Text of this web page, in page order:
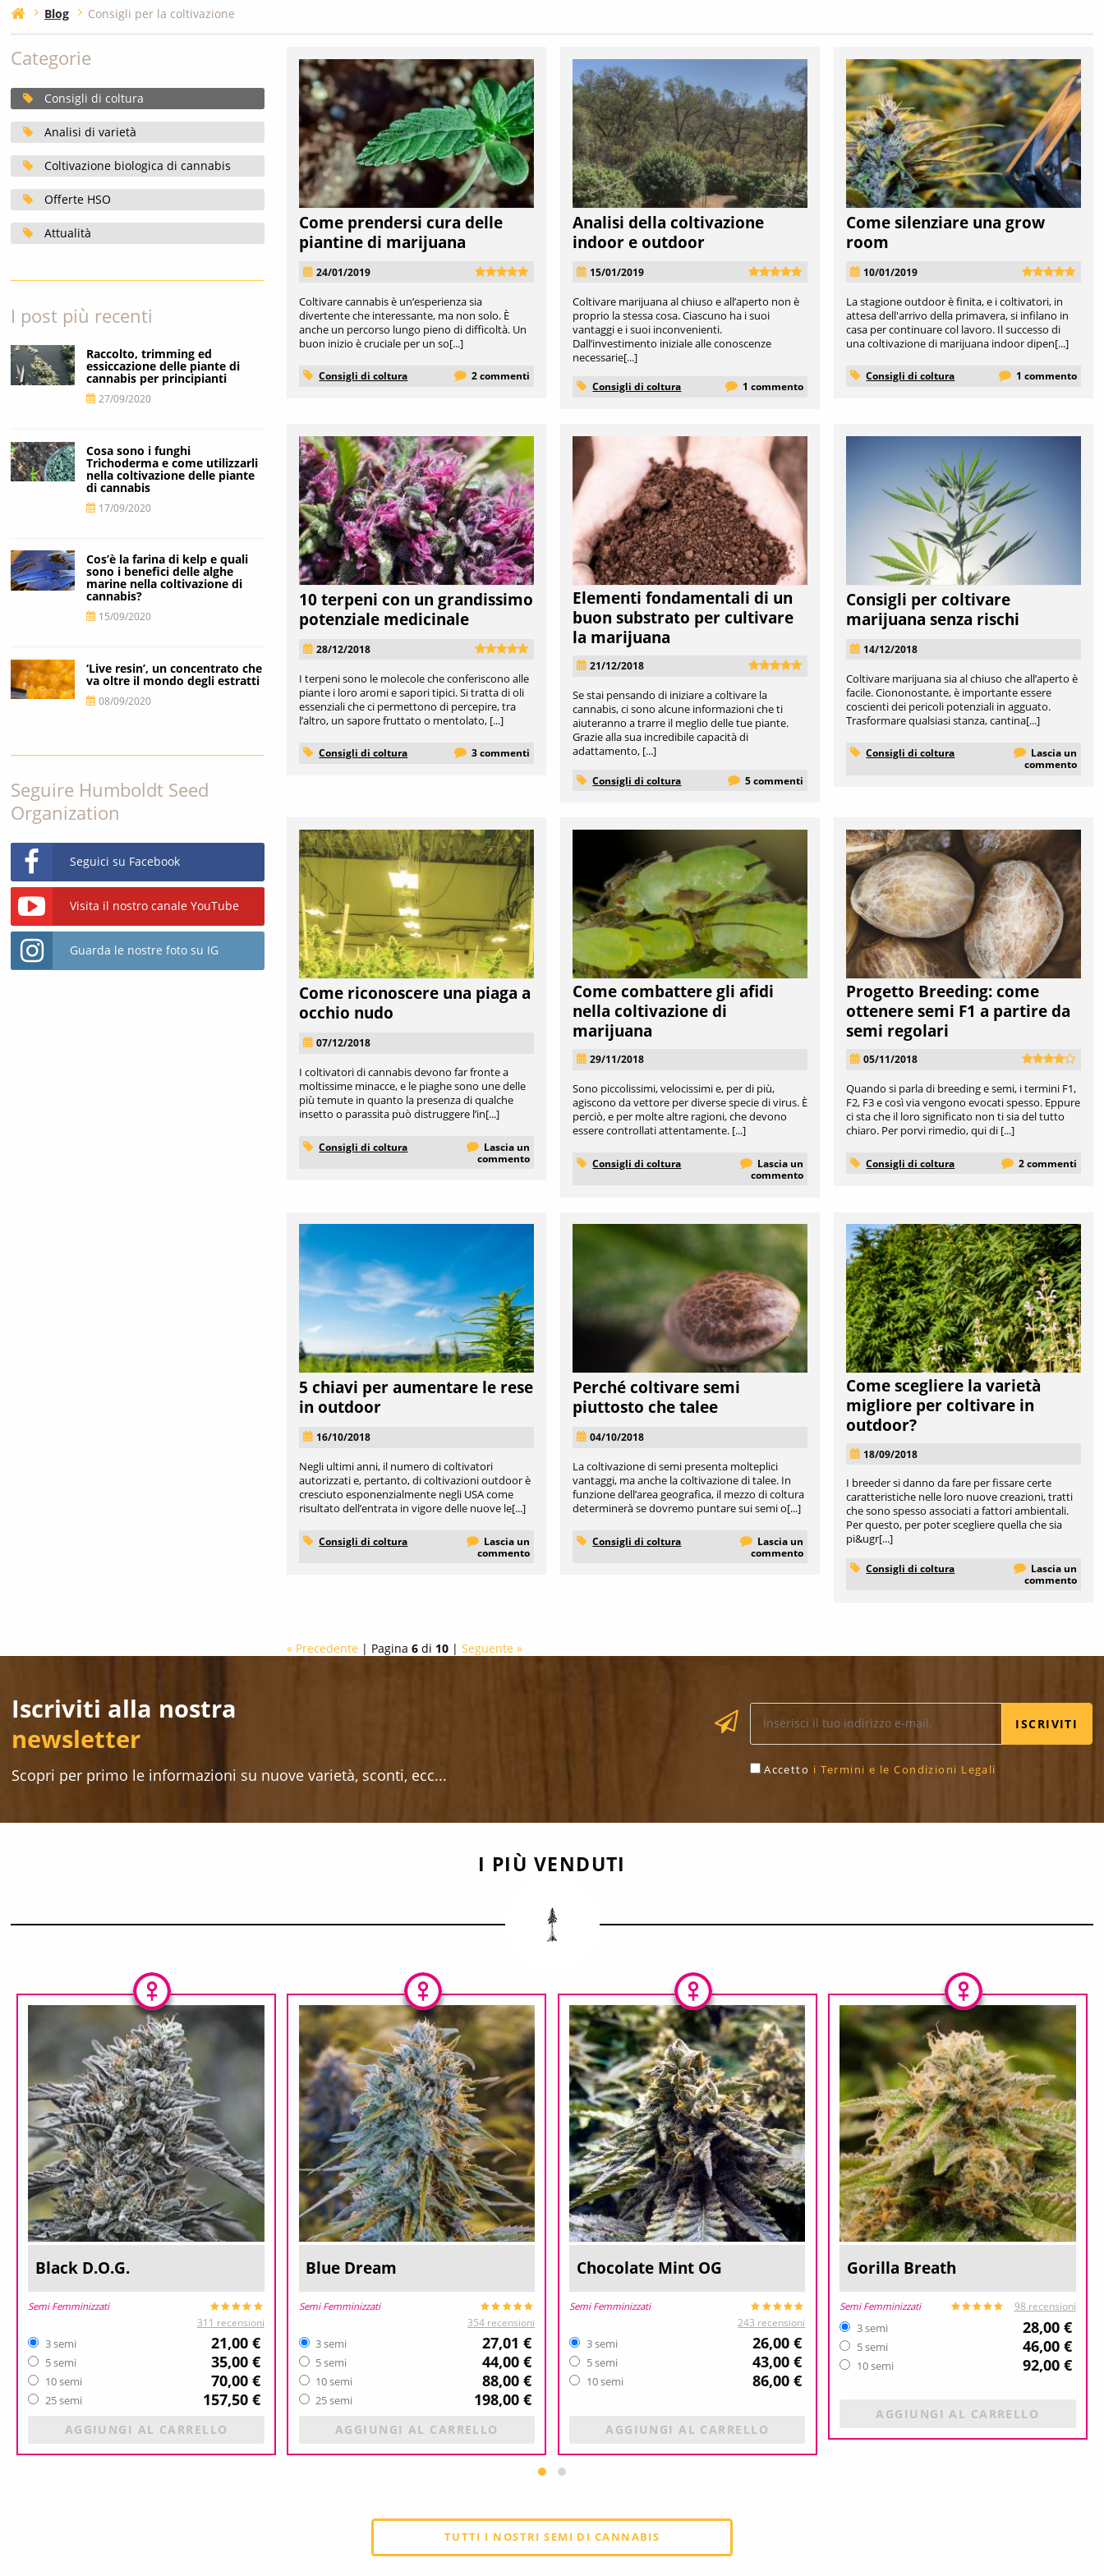
Blog Consigli per la coltivazione
Come prendersi cura delle
piantine di marijuana
24/01/2019
Coltivare cannabis è un’esperienza sia
divertente che interessante, ma non solo. È
anche un percorso lungo pieno di difficoltà. Un
buon inizio è cruciale per un so[...]
Consigli di coltura 2 commenti
Analisi della coltivazione
indoor e outdoor
15/01/2019
Coltivare marijuana al chiuso e all’aperto non è
proprio la stessa cosa. Ciascuno ha i suoi
vantaggi e i suoi inconvenienti.
Dall’investimento iniziale alle conoscenze
necessarie[...]
Consigli di coltura 1 commento
Come silenziare una grow
room
10/01/2019
La stagione outdoor è finita, e i coltivatori, in
attesa dell'arrivo della primavera, si infilano in
casa per continuare col lavoro. Il successo di
una coltivazione di marijuana indoor dipen[...]
Consigli di coltura 1 commento
10 terpeni con un grandissimo
potenziale medicinale
28/12/2018
I terpeni sono le molecole che conferiscono alle
piante i loro aromi e sapori tipici. Si tratta di oli
essenziali che ci permettono di percepire, tra
l’altro, un sapore fruttato o mentolato, [...]
Consigli di coltura 3 commenti
Elementi fondamentali di un
buon substrato per cultivare
la marijuana
21/12/2018
Se stai pensando di iniziare a coltivare la
cannabis, ci sono alcune informazioni che ti
aiuteranno a trarre il meglio delle tue piante.
Grazie alla sua incredibile capacità di
adattamento, [...]
Consigli di coltura 5 commenti
Consigli per coltivare
marijuana senza rischi
14/12/2018
Coltivare marijuana sia al chiuso che all’aperto è
facile. Ciononostante, è importante essere
coscienti dei pericoli potenziali in agguato.
Trasformare qualsiasi stanza, cantina[...]
Consigli di coltura
Lascia un
commento
Come riconoscere una piaga a
occhio nudo
07/12/2018
I coltivatori di cannabis devono far fronte a
moltissime minacce, e le piaghe sono une delle
più temute in quanto la presenza di qualche
insetto o parassita può distruggere l’in[...]
Consigli di coltura
Lascia un
commento
Come combattere gli afidi
nella coltivazione di
marijuana
29/11/2018
Sono piccolissimi, velocissimi e, per di più,
agiscono da vettore per diverse specie di virus. È
perciò, e per molte altre ragioni, che devono
essere controllati attentamente. [...]
Consigli di coltura
Lascia un
commento
Progetto Breeding: come
ottenere semi F1 a partire da
semi regolari
05/11/2018
Quando si parla di breeding e semi, i termini F1,
F2, F3 e così via vengono evocati spesso. Eppure
ci sta che il loro significato non ti sia del tutto
chiaro. Per porvi rimedio, qui di [...]
Consigli di coltura 2 commenti
5 chiavi per aumentare le rese
in outdoor
16/10/2018
Negli ultimi anni, il numero di coltivatori
autorizzati e, pertanto, di coltivazioni outdoor è
cresciuto esponenzialmente negli USA come
risultato dell’entrata in vigore delle nuove le[...]
Consigli di coltura
Lascia un
commento
Perché coltivare semi
piuttosto che talee
04/10/2018
La coltivazione di semi presenta molteplici
vantaggi, ma anche la coltivazione di talee. In
funzione dell’area geografica, il mezzo di coltura
determinerà se dovremo puntare sui semi o[...]
Consigli di coltura
Lascia un
commento
Come scegliere la varietà
migliore per coltivare in
outdoor?
18/09/2018
I breeder si danno da fare per fissare certe
caratteristiche nelle loro nuove creazioni, tratti
che sono spesso associati a fattori ambientali.
Per questo, per poter scegliere quella che sia
pi&ugr[...]
Consigli di coltura
Lascia un
commento
« Precedente | Pagina6 di 10 |Seguente »
Categorie
Consigli di coltura
Analisi di varietà
Coltivazione biologica di cannabis
Offerte HSO
Attualità
I post più recenti
Raccolto, trimming ed
essiccazione delle piante di
cannabis per principianti
27/09/2020
Cosa sono i funghi
Trichoderma e come utilizzarli
nella coltivazione delle piante
di cannabis
17/09/2020
Cos’è la farina di kelp e quali
sono i benefici delle alghe
marine nella coltivazione di
cannabis?
15/09/2020
‘Live resin’, un concentrato che
va oltre il mondo degli estratti
08/09/2020
Seguire Humboldt Seed
Organization
Seguici su Facebook
Visita il nostro canale YouTube
Guarda le nostre foto su IG
Iscriviti alla nostra
newsletter
Scopri per primo le informazioni su nuove varietà, sconti, ecc...
ISCRIVITI
Accetto i Termini e le Condizioni Legali
I PIÙ VENDUTI
Black D.O.G.
Semi Femminizzati
311 recensioni
3 semi 21,00 €
5 semi 35,00 €
10 semi 70,00 €
25 semi 157,50 €
AGGIUNGI AL CARRELLO
Blue Dream
Semi Femminizzati
354 recensioni
3 semi 27,01 €
5 semi 44,00 €
10 semi 88,00 €
25 semi 198,00 €
AGGIUNGI AL CARRELLO
Chocolate Mint OG
Semi Femminizzati
243 recensioni
3 semi 26,00 €
5 semi 43,00 €
10 semi 86,00 €
AGGIUNGI AL CARRELLO
Gorilla Breath
Semi Femminizzati 98 recensioni
3 semi 28,00 €
5 semi 46,00 €
10 semi 92,00 €
AGGIUNGI AL CARRELLO
TUTTI I NOSTRI SEMI DI CANNABIS